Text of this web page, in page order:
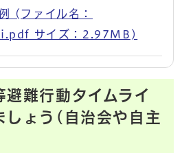
(ファイル名：
サイズ：2.97MB)
難行動タイムライ
しょう(自治会や自主